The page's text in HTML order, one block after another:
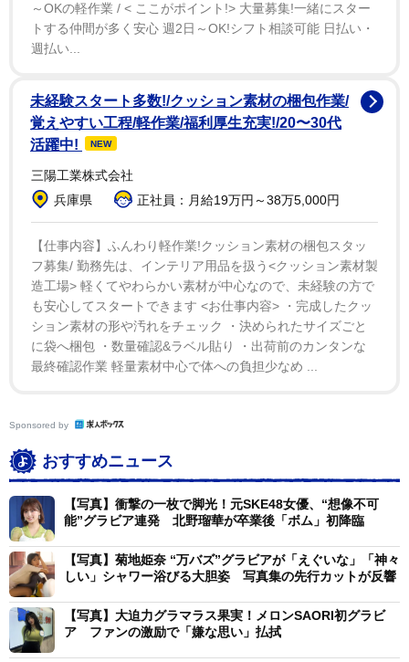
～OKの軽作業 / < ここがポイント!> 大量募集!一緒にスター
トする仲間が多く安心 週2日～OK!シフト相談可能 日払い・
週払い...
未経験スタート多数!/クッション素材の梱包作業/
覚えやすい工程/軽作業/福利厚生充実!/20〜30代
活躍中!
NEW
三陽工業株式会社
兵庫県
正社員：月給19万円～38万5,000円
【仕事内容】ふんわり軽作業!クッション素材の梱包スタッ
フ募集/ 勤務先は、インテリア用品を扱う<クッション素材製
造工場> 軽くてやわらかい素材が中心なので、未経験の方で
も安心してスタートできます <お仕事内容> ・完成したクッ
ション素材の形や汚れをチェック ・決められたサイズごと
に袋へ梱包 ・数量確認&ラベル貼り ・出荷前のカンタンな
最終確認作業 軽量素材中心で体への負担少なめ ...
Sponsored by
おすすめニュース
【写真】衝撃の一枚で脚光！元SKE48女優、“想像不可
能”グラビア連発 北野瑠華が卒業後「ボム」初降臨
【写真】菊地姫奈 “万バズ”グラビアが「えぐいな」「神々
しい」シャワー浴びる大胆姿 写真集の先行カットが反響
【写真】大迫力グラマラス果実！メロンSAORI初グラビ
ア ファンの激励で「嫌な思い」払拭